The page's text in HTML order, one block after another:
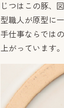
じつはこの豚、
型職人が原型に
手仕事ならでは
上がっています。